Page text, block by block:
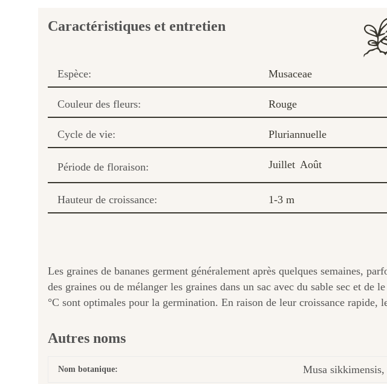
Caractéristiques et entretien
Espèce: Musaceae
Couleur des fleurs: Rouge
Cycle de vie: Pluriannuelle
Période de floraison: Juillet Août
Hauteur de croissance: 1-3 m
Les graines de bananes germent généralement après quelques semaines,
des graines ou de mélanger les graines dans un sac avec du sable sec et
°C sont optimales pour la germination. En raison de leur croissance rapide,
Autres noms
Nom botanique: Musa